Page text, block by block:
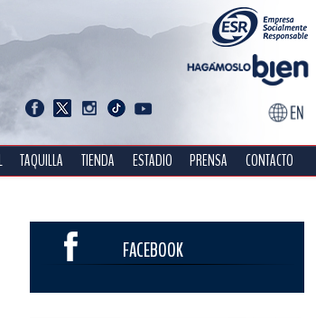
TAQUILLA TIENDA ESTADIO PRENSA CONTACTO
FACEBOOK